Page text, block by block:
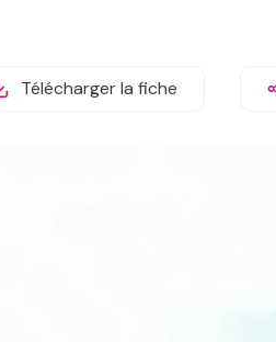
Télécharger la fiche